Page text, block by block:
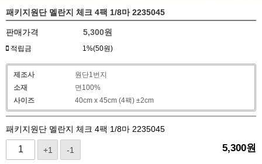
패키지원단 멜란지 체크 4팩 1/8마 2235045
판매가격 5,300원
적립금 1%(50원)
제조사
원단1번지
소재
면100%
사이즈
40cm x 45cm (4팩) ±2cm
패키지원단 멜란지 체크 4팩 1/8마 2235045
+1 -1 5,300원